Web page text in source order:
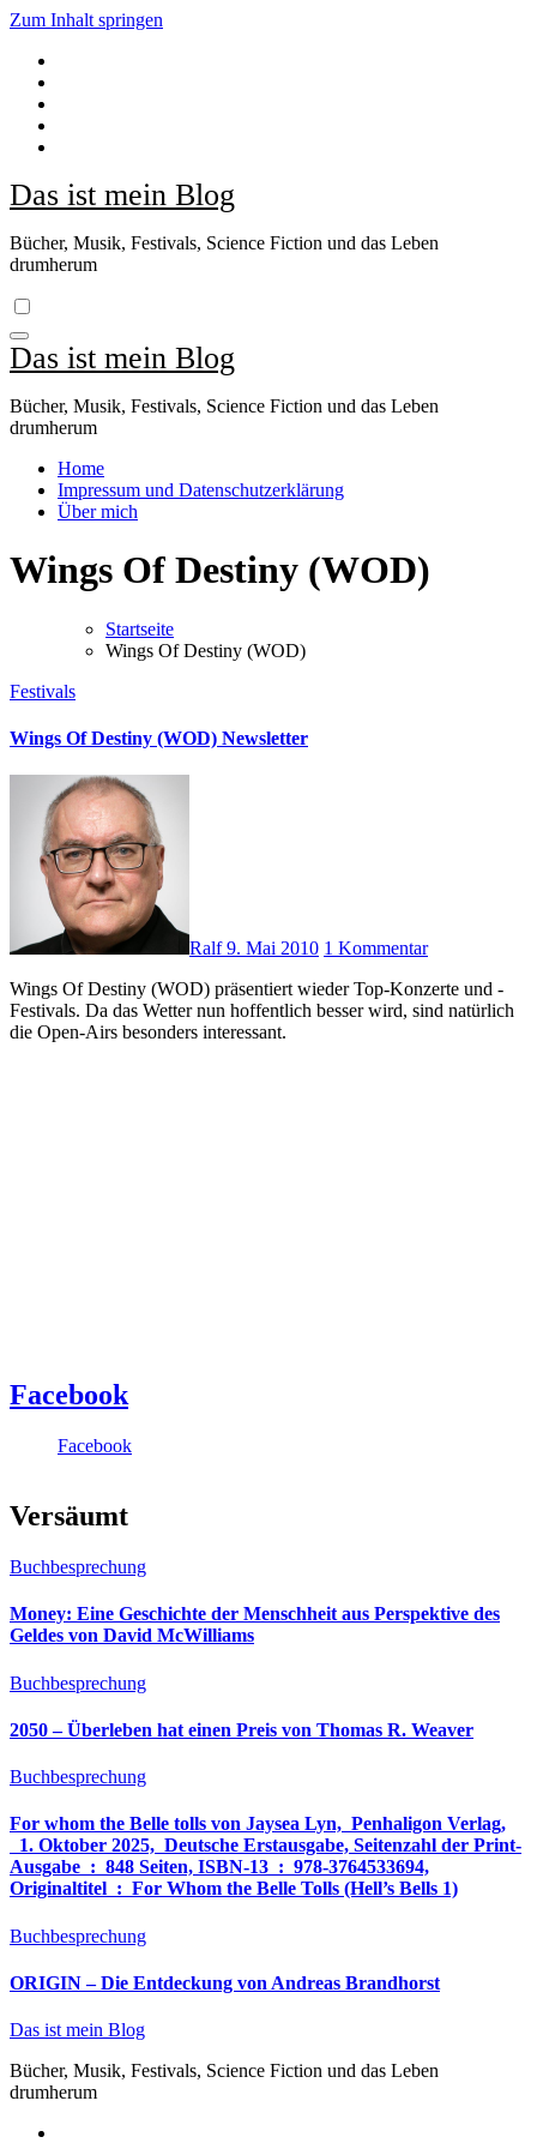
Zum Inhalt springen
Das ist mein Blog
Bücher, Musik, Festivals, Science Fiction und das Leben
drumherum
Das ist mein Blog
Bücher, Musik, Festivals, Science Fiction und das Leben
drumherum
Home
Impressum und Datenschutzerklärung
Über mich
Wings Of Destiny (WOD)
Startseite
Wings Of Destiny (WOD)
Festivals
Wings Of Destiny (WOD) Newsletter
Ralf9. Mai 2010 1 Kommentar
Wings Of Destiny (WOD) präsentiert wieder Top-Konzerte und -
Festivals. Da das Wetter nun hoffentlich besser wird, sind natürlich
die Open-Airs besonders interessant.
Facebook
Facebook
Versäumt
Buchbesprechung
Money: Eine Geschichte der Menschheit aus Perspektive des
Geldes von David McWilliams
Buchbesprechung
2050 – Überleben hat einen Preis von Thomas R. Weaver
Buchbesprechung
For whom the Belle tolls von Jaysea Lyn, ‎ Penhaligon Verlag,
‎ 1. Oktober 2025, ‎ Deutsche Erstausgabe, Seitenzahl der Print-
Ausgabe ‏ : ‎ 848 Seiten, ISBN-13 ‏ : ‎ 978-3764533694,
Originaltitel ‏ : ‎ For Whom the Belle Tolls (Hell’s Bells 1)
Buchbesprechung
ORIGIN – Die Entdeckung von Andreas Brandhorst
Das ist mein Blog
Bücher, Musik, Festivals, Science Fiction und das Leben
drumherum